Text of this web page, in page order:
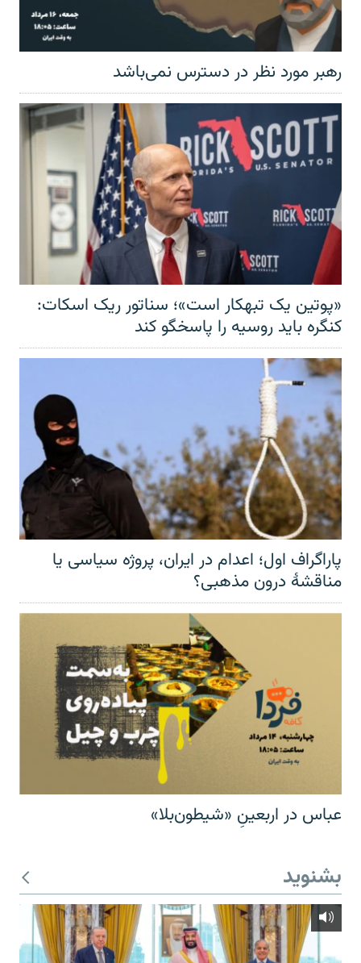
رهبر مورد نظر در دسترس نمی‌باشد
«پوتین یک تبهکار است»؛ سناتور ریک اسکات:
کنگره باید روسیه را پاسخگو کند
پاراگراف اول؛ اعدام در ایران، پروژه سیاسی یا
مناقشهٔ درون مذهبی؟
عباس در اربعینِ «شیطون‌بلا»
بشنوید